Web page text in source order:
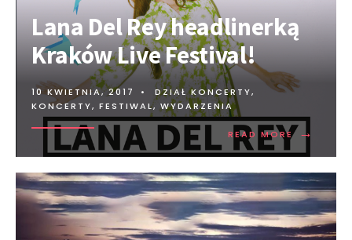
Lana Del Rey headlinerką
Kraków Live Festival!
10 KWIETNIA, 2017 • DZIAŁ KONCERTY,
KONCERTY, FESTIWAL, WYDARZENIA
READ MORE →